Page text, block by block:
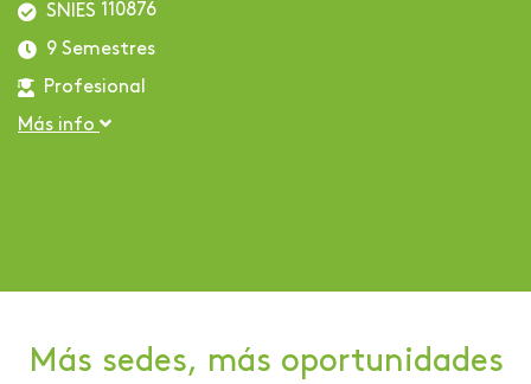
SNIES 110876
9 Semestres
Profesional
Más info
Más sedes, más oportunidades